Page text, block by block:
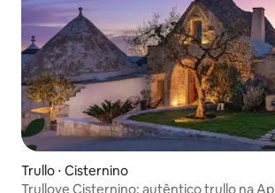
Trullo ⋅ Cisternino
Trullove Cisternino: autêntico trullo na